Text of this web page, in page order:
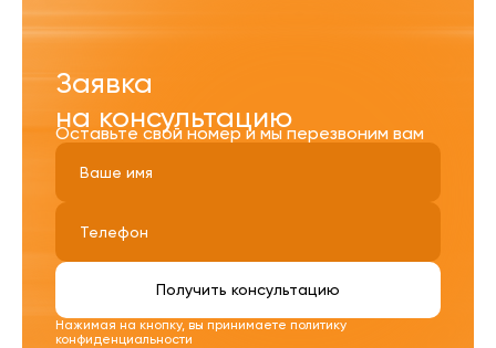
Заявка
на консультацию
Оставьте свой номер и мы перезвоним вам
Нажимая на кнопку, вы принимаете политику
конфиденциальности
Получить консультацию